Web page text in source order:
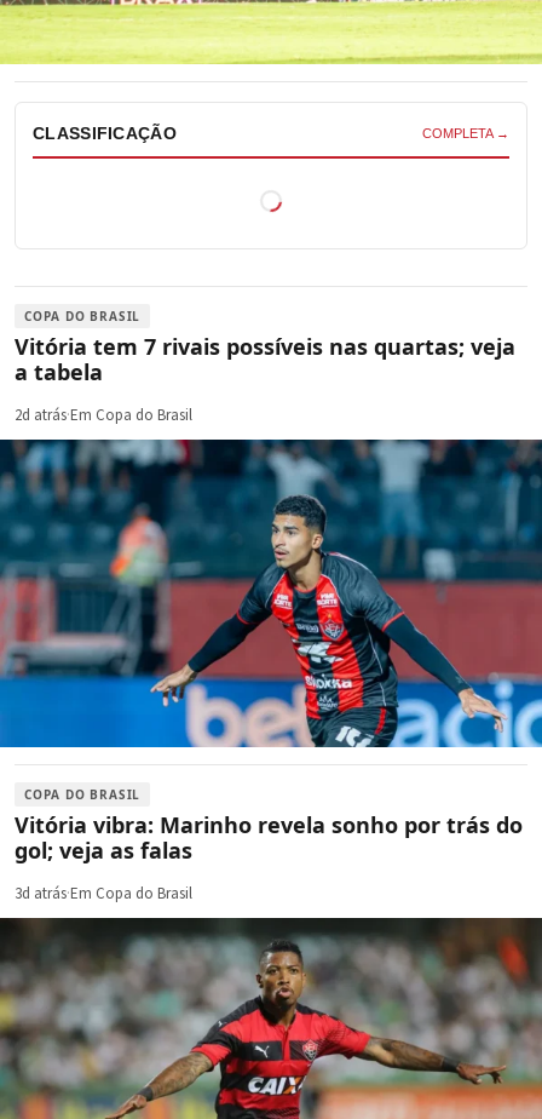
CLASSIFICAÇÃO COMPLETA →
COPA DO BRASIL
Vitória tem 7 rivais possíveis nas quartas; veja
a tabela
2d atrás·Em Copa do Brasil
COPA DO BRASIL
Vitória vibra: Marinho revela sonho por trás do
gol; veja as falas
3d atrás·Em Copa do Brasil